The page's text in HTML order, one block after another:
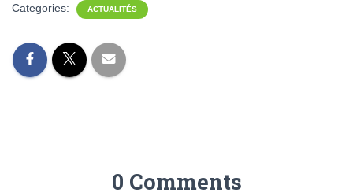
Categories: ACTUALITÉS
0 Comments